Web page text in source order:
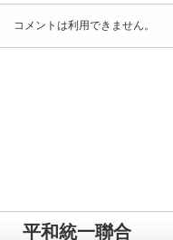
コメントは利用できません。
平和統一聯合